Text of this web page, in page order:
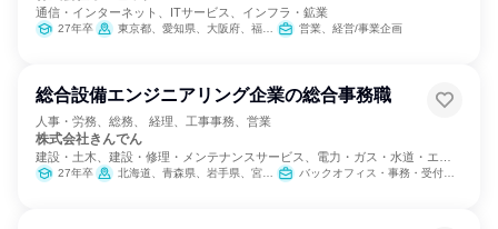
通信・インターネット、ITサービス、インフラ・鉱業
27年卒 東京都、愛知県、大阪府、福岡県 営業、経営/事業企画
総合設備エンジニアリング企業の総合事務職
人事・労務、総務、 経理、工事事務、営業
株式会社きんでん
建設・土木、建設・修理・メンテナンスサービス、電力・ガス・水道・エネ
ルギー27年卒 北海道、青森県、岩手県、宮城県、秋田県、山形県、福島県、茨城県、栃木県、群馬県、埼玉県、千葉県、東京都、神奈川県、新潟県、富山県、石川県、福井県、山梨県、長野県、岐阜県、静岡県、愛知県、三重県、滋賀県、京都府、大阪府、兵庫県、奈良県、和歌山県、鳥取県、岡山県、広島県、山口県、徳島県、香川県、愛媛県、高知県、福岡県、熊本県、大分県、宮崎県、鹿児島県、沖縄県 バックオフィス・事務・受付、営業、経営/事業企画、経理/税務/財務、人事、総務、法務/知財、IT、広報/IR